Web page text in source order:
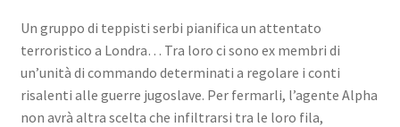
Un gruppo di teppisti serbi pianifica un attentato
terroristico a Londra… Tra loro ci sono ex membri di
un’unità di commando determinati a regolare i conti
risalenti alle guerre jugoslave. Per fermarli, l’agente Alpha
non avrà altra scelta che infiltrarsi tra le loro fila,